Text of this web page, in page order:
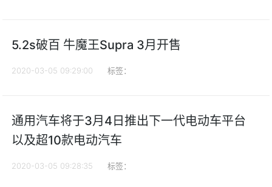
5.2s破百 牛魔王Supra 3月开售
2020-03-05 09:29:00 标签：
通用汽车将于3月4日推出下一代电动车平台
以及超10款电动汽车
2020-03-05 09:28:35 标签：